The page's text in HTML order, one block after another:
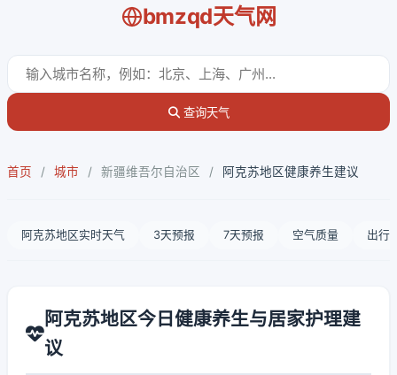
bmzqd天气网
查询天气
首页 / 城市 / 新疆维吾尔自治区 / 阿克苏地区健康养生建议
阿克苏地区实时天气 3天预报 7天预报 空气质量 出行
阿克苏地区今日健康养生与居家护理建
议